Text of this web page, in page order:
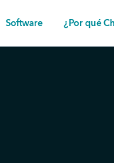
Software ¿Por qué